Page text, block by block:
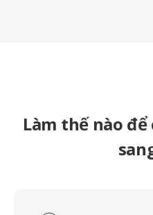
Làm thế nào để